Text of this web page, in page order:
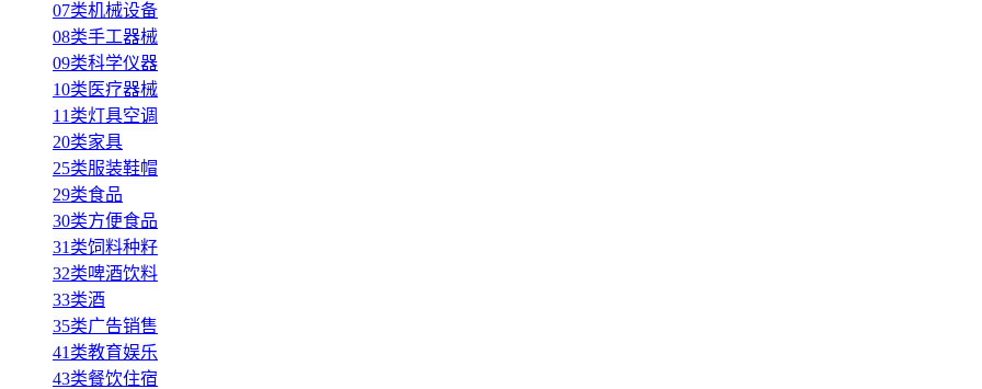
07类机械设备
08类手工器械
09类科学仪器
10类医疗器械
11类灯具空调
20类家具
25类服装鞋帽
29类食品
30类方便食品
31类饲料种籽
32类啤酒饮料
33类酒
35类广告销售
41类教育娱乐
43类餐饮住宿